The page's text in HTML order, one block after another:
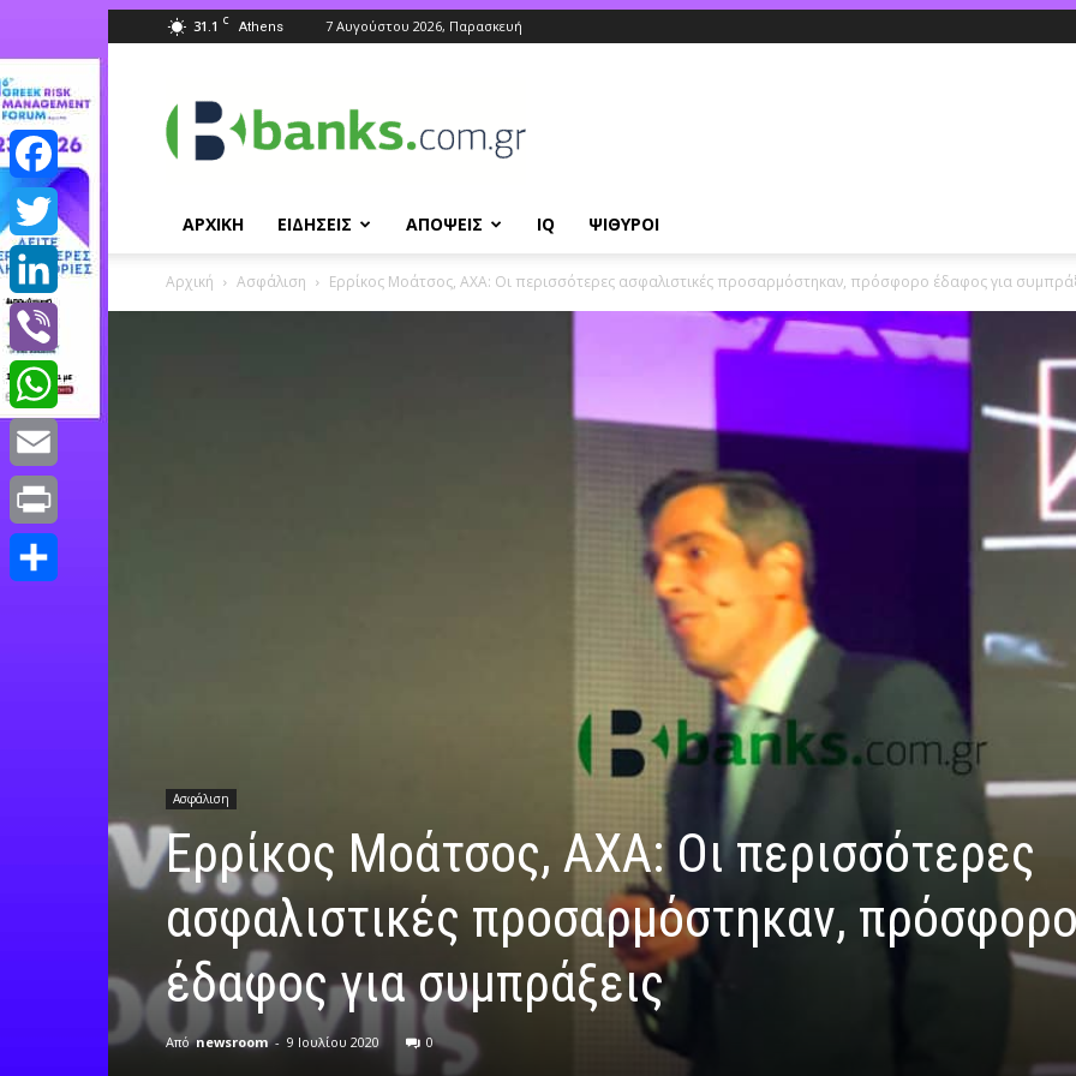
31.1 C Athens 7 Αυγούστου 2026, Παρασκευή
ΑΡΧΙΚΗ ΕΙΔΗΣΕΙΣ ΑΠΟΨΕΙΣ IQ ΨΙΘΥΡΟΙ
Αρχική Ασφάλιση Ερρίκος Μοάτσος, ΑΧΑ: Οι περισσότερες ασφαλιστικές προσαρμόστηκαν, πρόσφορο έδαφος για
Ασφάλιση
Ερρίκος Μοάτσος, ΑΧΑ: Οι περισσότερες
ασφαλιστικές προσαρμόστηκαν,
έδαφος για συμπράξεις
Από newsroom - 9 Ιουλίου 2020 0
Facebook
Twitter
LinkedIn
Viber
WhatsApp
Email
Print